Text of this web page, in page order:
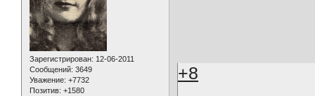
Зарегистрирован: 12-06-2011
Сообщений: 3649
Уважение: +7732
Позитив: +1580
+8